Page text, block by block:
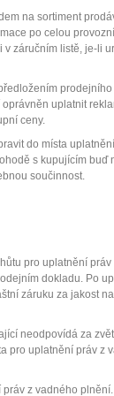
na sortiment
po celou
záručním listě, je-li
uplatnit
ceny.
do místa
s kupujícím buď
součinnost.
pro uplatnění
dokladu. Po
záruku za jakost
neodpovídá za
pro uplatnění práv z
z vadného